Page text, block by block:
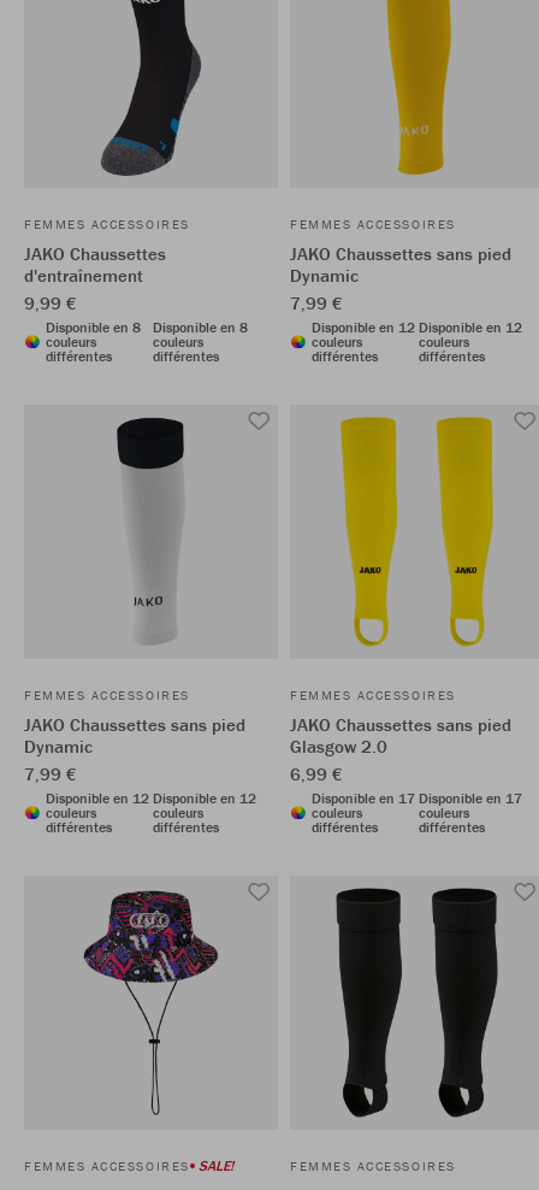
FEMMES ACCESSOIRES
JAKO Chaussettes
d'entraînement
9,99 €
Disponible en 8
couleurs
différentes
Disponible en 8
couleurs
différentes
FEMMES ACCESSOIRES
JAKO Chaussettes sans pied
Dynamic
7,99 €
Disponible en 12
couleurs
différentes
Disponible en 12
couleurs
différentes
FEMMES ACCESSOIRES
JAKO Chaussettes sans pied
Dynamic
7,99 €
Disponible en 12
couleurs
différentes
Disponible en 12
couleurs
différentes
FEMMES ACCESSOIRES
JAKO Chaussettes sans pied
Glasgow 2.0
6,99 €
Disponible en 17
couleurs
différentes
Disponible en 17
couleurs
différentes
FEMMES ACCESSOIRES SALE! FEMMES ACCESSOIRES